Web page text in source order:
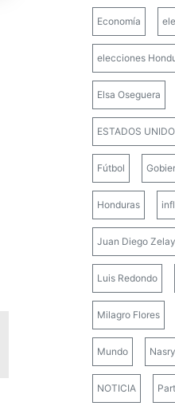
Economía
elecciones
Elsa Oseguera
ESTADOS
Fútbol
Honduras
Juan Diego
Luis Redondo
Milagro Flores
Mundo
NOTICIA